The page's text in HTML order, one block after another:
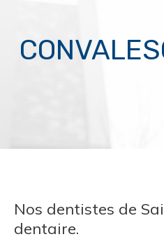
Nos dentistes de
dentaire.